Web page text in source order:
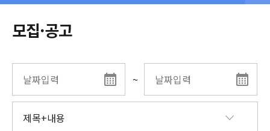
모집·공고
~